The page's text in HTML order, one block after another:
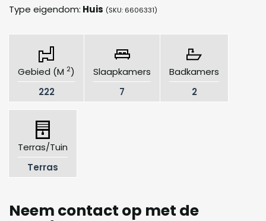
Type eigendom: Huis (SKU: 6606331)
Gebied (M 2)
222
Slaapkamers
7
Badkamers
2
Terras/Tuin
Terras
Neem contact op met de